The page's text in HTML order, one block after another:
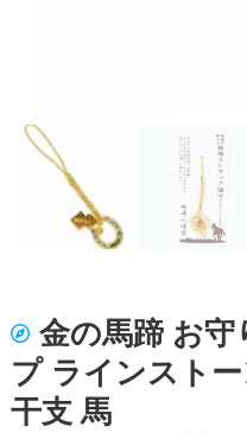
金の馬蹄 お
プ ラインスト
干支 馬